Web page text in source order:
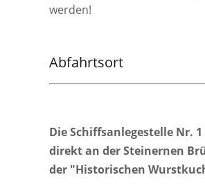
werden!
Abfahrtsort
Die Schiffsanlegestelle Nr.
direkt an der Steinernen
der "Historischen